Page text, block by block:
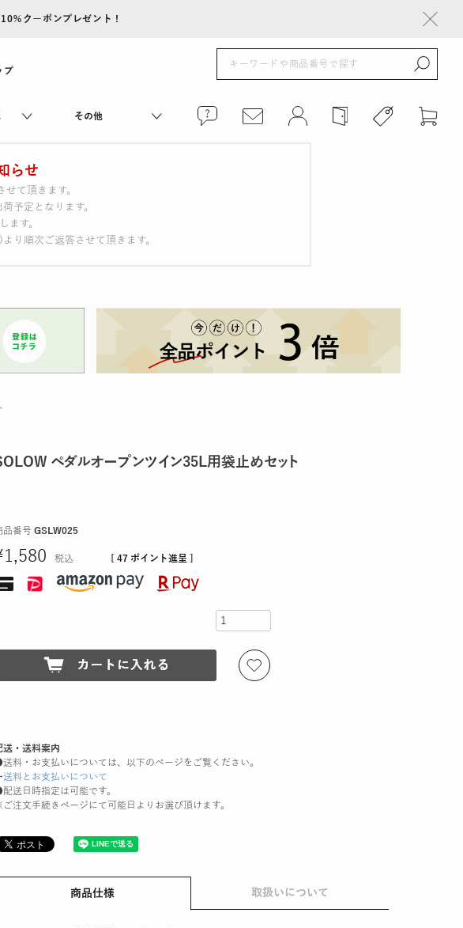
10％クーポンプレゼント！
プ
その他
らせ
て頂きます。
予定となります。
ます。
り順次ご返答させて頂きます。
ペダルオープンツイン35L用袋止めセット
品番号 GSLW025
1,580 税込 47 ポイント進呈 ]
送・送料案内
料・お支払いについては、以下のページをご覧ください。
料とお支払いについて
送日時指定は可能です。
注文手続きページにて可能日よりお選び頂けます。
商品仕様 取扱いについて